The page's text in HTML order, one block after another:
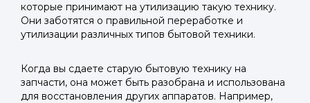
которые принимают на утилизацию такую технику.
Они заботятся о правильной переработке и
утилизации различных типов бытовой техники.
Когда вы сдаете старую бытовую технику на
запчасти, она может быть разобрана и использована
для восстановления других аппаратов. Например,